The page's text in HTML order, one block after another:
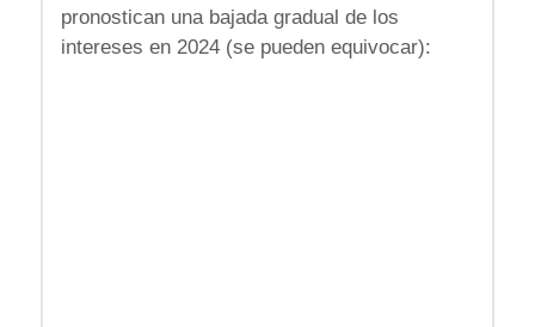
pronostican una bajada gradual de los
intereses en 2024 (se pueden equivocar):